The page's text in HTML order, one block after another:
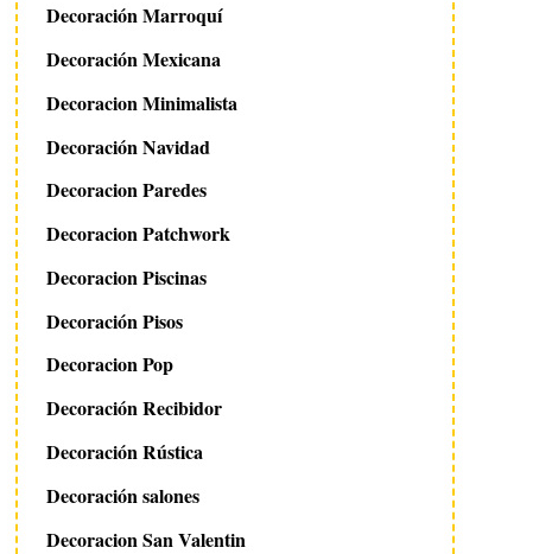
Decoración Marroquí
Decoración Mexicana
Decoracion Minimalista
Decoración Navidad
Decoracion Paredes
Decoracion Patchwork
Decoracion Piscinas
Decoración Pisos
Decoracion Pop
Decoración Recibidor
Decoración Rústica
Decoración salones
Decoracion San Valentin